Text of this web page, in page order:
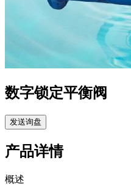
数字锁定平衡阀
发送询盘
产品详情
概述